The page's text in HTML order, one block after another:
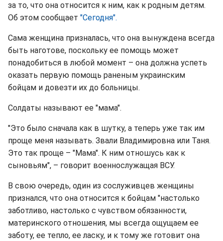
за то, что она относится к ним, как к родным детям.
Об этом сообщает "Сегодня".
Сама женщина призналась, что она вынуждена всегда
быть наготове, поскольку ее помощь может
понадобиться в любой момент – она должна успеть
оказать первую помощь раненым украинским
бойцам и довезти их до больницы.
Солдаты называют ее "мама".
"Это было сначала как в шутку, а теперь уже так им
проще меня называть. Звали Владимировна или Таня.
Это так проще – "Мама". К ним отношусь как к
сыновьям", – говорит военнослужащая ВСУ.
В свою очередь, один из сослуживцев женщины
признался, что она относится к бойцам "настолько
заботливо, настолько с чувством обязанности,
материнского отношения, мы всегда ощущаем ее
заботу, ее тепло, ее ласку, и к тому же готовит она